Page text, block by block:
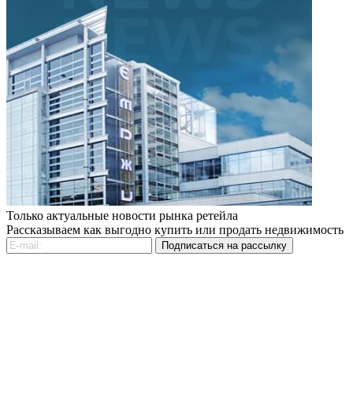
Только актуальные новости рынка ретейла
Рассказываем как выгодно купить или продать недвижимость